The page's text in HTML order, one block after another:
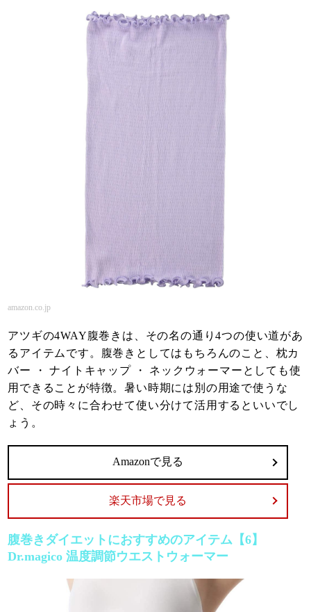
amazon.co.jp
アツギの4WAY腹巻きは、その名の通り4つの使い道があ
るアイテムです。腹巻きとしてはもちろんのこと、枕カ
バー ・ ナイトキャップ ・ ネックウォーマーとしても使
用できることが特徴。暑い時期には別の用途で使うな
ど、その時々に合わせて使い分けて活用するといいでし
ょう。
Amazonで見る
楽天市場で見る
腹巻きダイエットにおすすめのアイテム【6】
Dr.magico 温度調節ウエストウォーマー